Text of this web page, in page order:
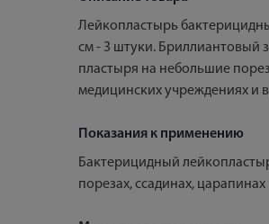
Лейкопластырь
см - 3 штуки. Бриллиантовый
пластыря на небольшие
медицинских учреждениях и
Показания к применению
Бактерицидный
порезах, ссадинах,